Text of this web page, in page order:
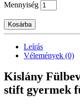
Mennyiség
Kosárba
Leírás
Vélemények (0)
Kislány
stift gyermek